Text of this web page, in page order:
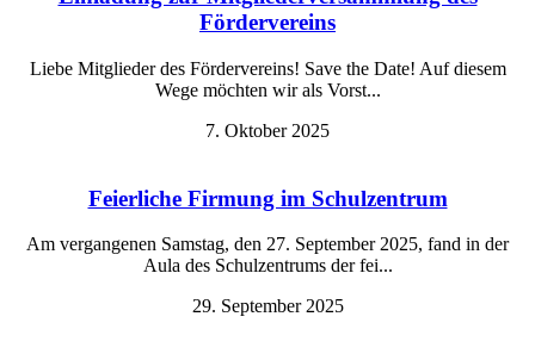
Fördervereins
Liebe Mitglieder des Fördervereins! Save the Date! Auf diesem
Wege möchten wir als Vorst...
7. Oktober 2025
Feierliche Firmung im Schulzentrum
Am vergangenen Samstag, den 27. September 2025, fand in der
Aula des Schulzentrums der fei...
29. September 2025